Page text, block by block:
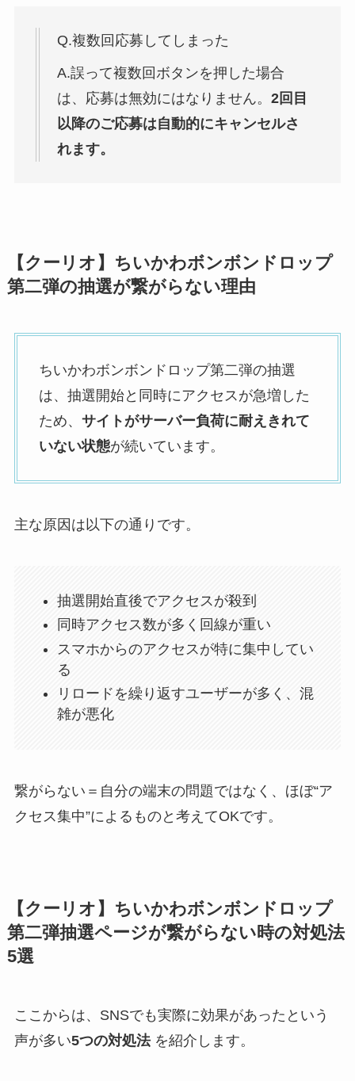
Q.複数回応募してしまった
A.誤って複数回ボタンを押した場合
は、応募は無効にはなりません。 2回目
以降のご応募は自動的にキャンセルさ
れます。
【クーリオ】ちいかわボンボンドロップ
第二弾の抽選が繋がらない理由
ちいかわボンボンドロップ第二弾の抽選
は、抽選開始と同時にアクセスが急増した
ため、 サイトがサーバー負荷に耐えきれて
いない状態が続いています。
主な原因は以下の通りです。
抽選開始直後でアクセスが殺到
同時アクセス数が多く回線が重い
スマホからのアクセスが特に集中してい
る
リロードを繰り返すユーザーが多く、混
雑が悪化
繋がらない＝自分の端末の問題ではなく、ほぼ“ア
クセス集中”によるものと考えてOKです。
【クーリオ】ちいかわボンボンドロップ
第二弾抽選ページが繋がらない時の対処法
5選
ここからは、SNSでも実際に効果があったという
声が多い5つの対処法を紹介します。